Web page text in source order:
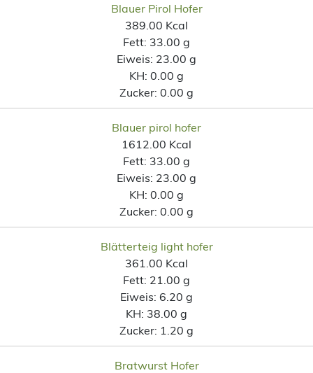
Blauer Pirol Hofer
389.00 Kcal
Fett: 33.00 g
Eiweis: 23.00 g
KH: 0.00 g
Zucker: 0.00 g
Blauer pirol hofer
1612.00 Kcal
Fett: 33.00 g
Eiweis: 23.00 g
KH: 0.00 g
Zucker: 0.00 g
Blätterteig light hofer
361.00 Kcal
Fett: 21.00 g
Eiweis: 6.20 g
KH: 38.00 g
Zucker: 1.20 g
Bratwurst Hofer